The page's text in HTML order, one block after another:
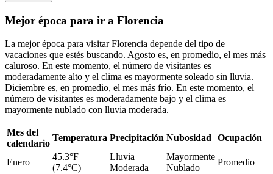
Mejor época para ir a Florencia
La mejor época para visitar Florencia depende del tipo de
vacaciones que estés buscando. Agosto es, en promedio, el mes más
caluroso. En este momento, el número de visitantes es
moderadamente alto y el clima es mayormente soleado sin lluvia.
Diciembre es, en promedio, el mes más frío. En este momento, el
número de visitantes es moderadamente bajo y el clima es
mayormente nublado con lluvia moderada.
Mes del
calendario
Temperatura Precipitación Nubosidad Ocupación
Enero
45.3°F
(7.4°C)
Lluvia
Moderada
Mayormente
Nublado
Promedio